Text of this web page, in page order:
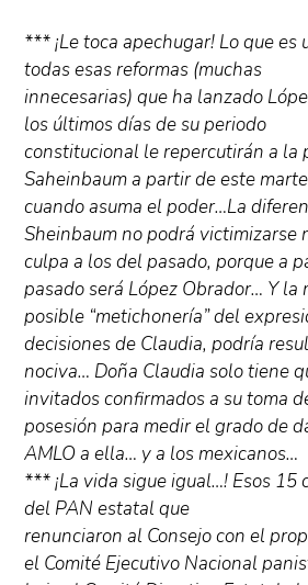
*** ¡Le toca apechugar! Lo que es
todas esas reformas (muchas
innecesarias) que ha lanzado
los últimos días de su periodo
constitucional le repercutirán a la
Saheinbaum a partir de este
cuando asuma el poder…La
Sheinbaum no podrá victimizarse
culpa a los del pasado, porque a
pasado será López Obrador… Y la
posible “metichonería” del
decisiones de Claudia, podría
nociva… Doña Claudia solo tiene
invitados confirmados a su toma
posesión para medir el grado de
AMLO a ella… y a los mexicanos…
*** ¡La vida sigue igual…! Esos 15
del PAN estatal que
renunciaron al Consejo con el
el Comité Ejecutivo Nacional